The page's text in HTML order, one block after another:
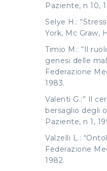
Paziente, n 10,
Selye H.:
York, Mc Graw,
Timio M.: “Il
genesi delle
Federazione
1983.
Valenti G.:” Il
bersaglio degli
Paziente, n 1,
Valzelli L.:
Federazione
1982.